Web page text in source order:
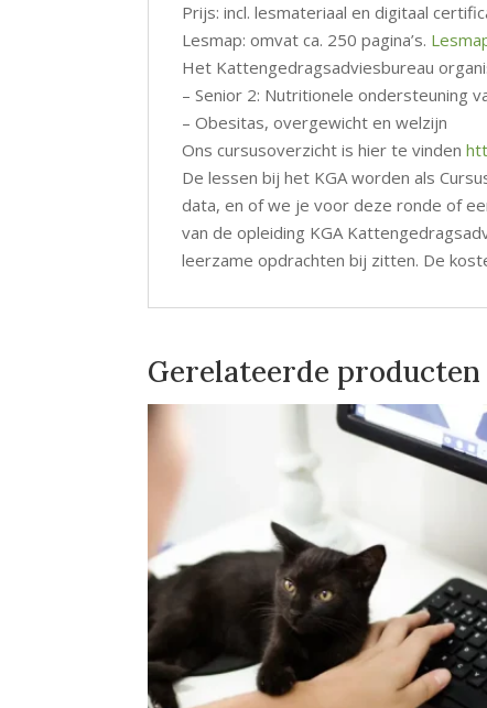
Prijs: incl. lesmateriaal en digitaal
Lesmap: omvat ca. 250 pagina’s.
Het Kattengedragsadviesbureau
– Senior 2: Nutritionele ondersteuning
– Obesitas, overgewicht en welzijn
Ons cursusoverzicht is hier te vinden
De lessen bij het KGA worden als
data, en of we je voor deze ronde of
van de opleiding KGA
leerzame opdrachten bij zitten. De
Gerelateerde producten